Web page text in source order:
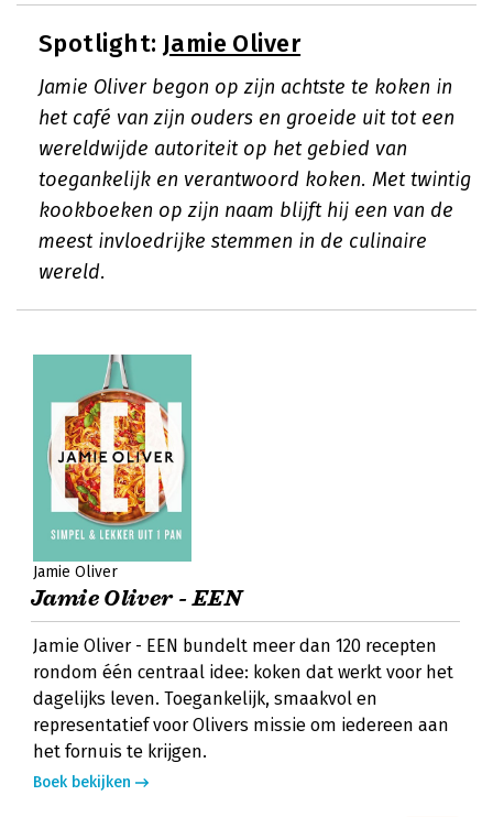
Spotlight: Jamie Oliver
Jamie Oliver begon op zijn achtste te koken in
het café van zijn ouders en groeide uit tot een
wereldwijde autoriteit op het gebied van
toegankelijk en verantwoord koken. Met twintig
kookboeken op zijn naam blijft hij een van de
meest invloedrijke stemmen in de culinaire
wereld.
Jamie Oliver
Jamie Oliver - EEN
Jamie Oliver - EEN bundelt meer dan 120 recepten
rondom één centraal idee: koken dat werkt voor het
dagelijks leven. Toegankelijk, smaakvol en
representatief voor Olivers missie om iedereen aan
het fornuis te krijgen.
Boek bekijken